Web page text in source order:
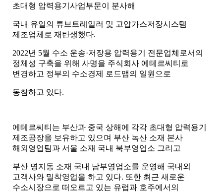
초대형 압력용기사업부문이 분사해
국내 유일의 튜브트레일러 및 고압가스저장시스템
제조업체로 재탄생했다.
2022년 5월 수소 운송·저장용 압력용기 전문업체로서의
정체성 구축을 위해 사명을 주식회사 에테르씨티로
변경하고 정부의 수소경제 로드맵의 일원으로
동참하고 있다.
에테르씨티는 부산과 중국 상해에 각각 초대형 압력용기
제조공장을 보유하고 있으며 부산 녹산 소재 본사
해외영업팀과 서울 소재 국내 북부영업소 그리고
부산 명지동 소재 국내 남부영업소를 운영해 국내외
고객사와 밀착영업을 하고 있다. 또한 최근 새로운
수소시장으로 떠오르고 있는 유럽과 호주에서의